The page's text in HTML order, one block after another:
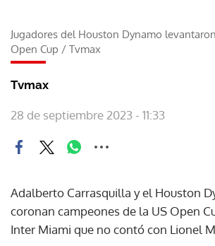
Jugadores del Houston Dynamo
Open Cup / Tvmax
Tvmax
28 de septiembre 2023 - 11:33
Adalberto Carrasquilla y el Houston
coronan campeones de la US Open
Inter Miami que no contó con Lionel